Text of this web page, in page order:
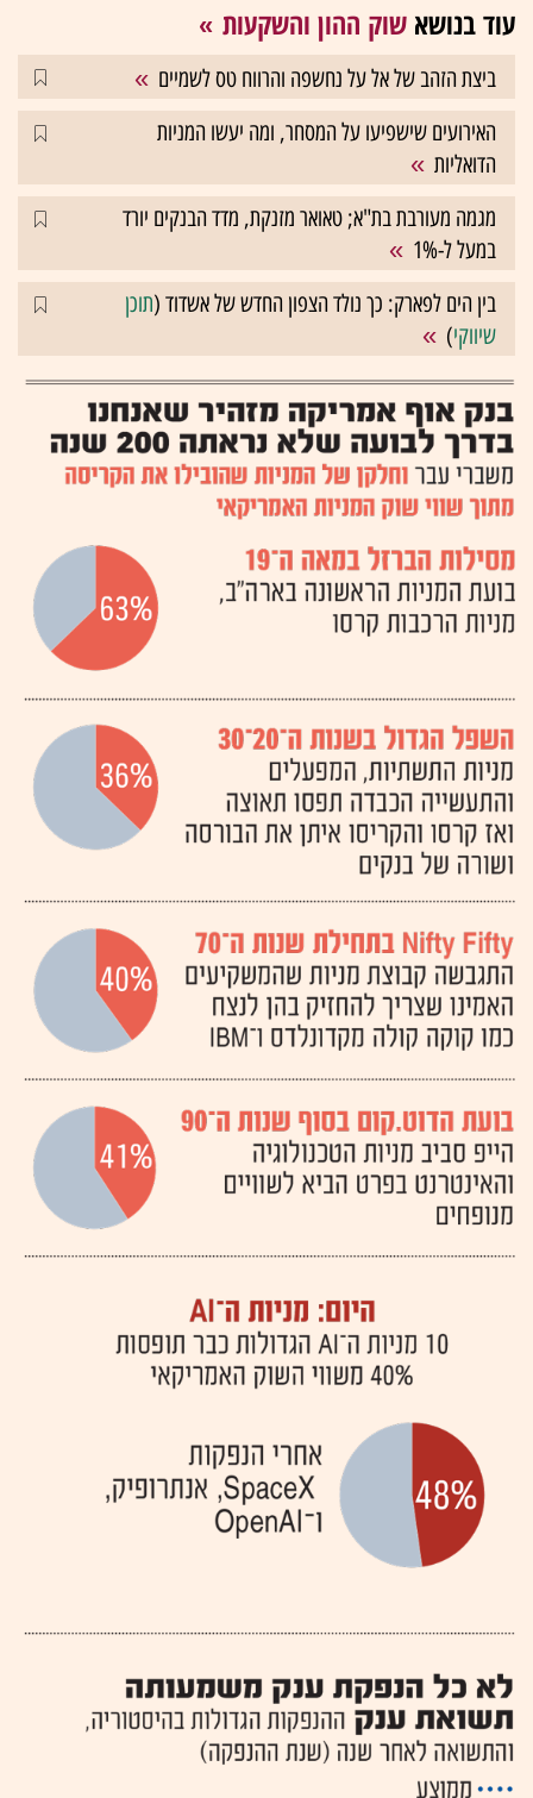
עוד בנושא שוק ההון והשקעות
ביצת הזהב של אל על נחשפה והרווח טס לשמיים
האירועים שישפיעו על המסחר, ומה יעשו המניות
הדואליות
מגמה מעורבת בת"א; טאואר מזנקת, מדד הבנקים יורד
במעל ל-1%
בין הים לפארק: כך נולד הצפון החדש של אשדוד (תוכן
שיווקי)